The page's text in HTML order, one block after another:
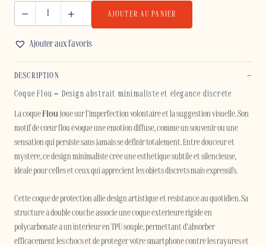
FLOU
-
IPHONE
AJOUTER AU PANIER
Ajouter aux favoris
DESCRIPTION
Coque Flou – Design abstrait minimaliste et élégance discrète
La coqueFlou joue sur l’imperfection volontaire et la suggestion visuelle. Son
motif de cœur flou évoque une émotion diffuse, comme un souvenir ou une
sensation qui persiste sans jamais se définir totalement. Entre douceur et
mystère, ce design minimaliste crée une esthétique subtile et silencieuse,
idéale pour celles et ceux qui apprécient les objets discrets mais expressifs.
Cette coque de protection allie design artistique et résistance au quotidien. Sa
structure à double couche associe une coque extérieure rigide en
polycarbonate à un intérieur en TPU souple, permettant d’absorber
efficacement les chocs et de protéger votre smartphone contre les rayures et